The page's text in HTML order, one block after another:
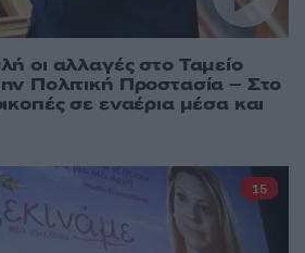
οι αλλαγές στο Ταμείο
Πολιτική Προστασία – Στο
σε εναέρια μέσα και
15